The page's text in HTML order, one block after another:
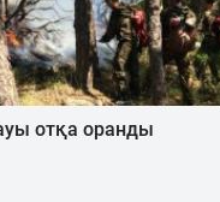
отқа оранды